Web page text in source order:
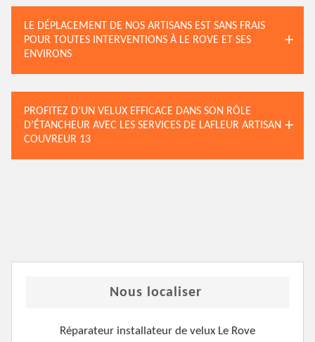
LE DÉPLACEMENT DE NOS ARTISANS EST SANS FRAIS
POUR TOUTES INTERVENTIONS À LE ROVE ET SES
ENVIRONS
PROFITEZ D’UN VELUX EFFICACE DANS SON RÔLE
D’ÉTANCHEUR AVEC LES SERVICES DE LAFLEUR ARTISAN
COUVREUR 13
Nous localiser
Réparateur installateur de velux Le Rove